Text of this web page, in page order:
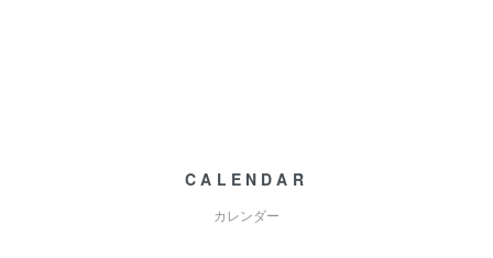
CALENDAR
カレンダー